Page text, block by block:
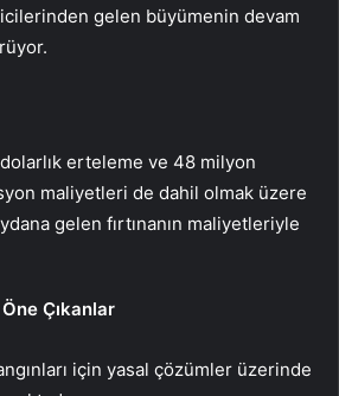
gelen büyümenin devam
erteleme ve 48 milyon
maliyetleri de dahil olmak üzere
gelen fırtınanın maliyetleriyle
Çıkanlar
için yasal çözümler üzerinde